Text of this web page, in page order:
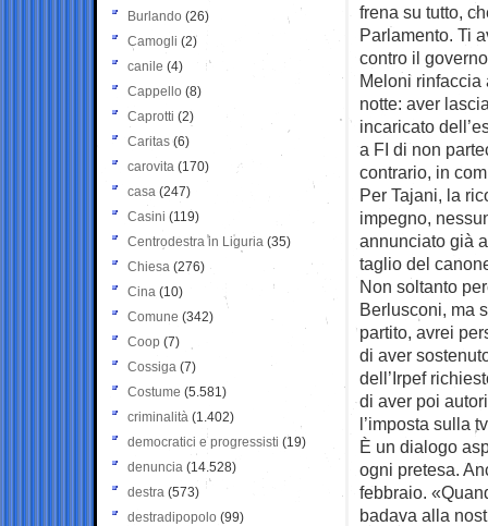
frena su tutto,
Parlamento. Ti
contro il
Meloni rinfaccia
notte: aver
incaricato
a FI di non
contrario, in
Per Tajani, la
impegno,
annunciato già
taglio del
Non soltanto
Berlusconi, ma
partito, avrei
di aver
dell’Irpef
di aver poi
l’imposta sulla
È un dialogo
ogni pretesa.
febbraio.
badava alla
Burlando (26)
Camogli (2)
canile (4)
Cappello (8)
Caprotti (2)
Caritas (6)
carovita (170)
casa (247)
Casini (119)
Centrodestra in Liguria (35)
Chiesa (276)
Cina (10)
Comune (342)
Coop (7)
Cossiga (7)
Costume (5.581)
criminalità (1.402)
democratici e progressisti (19)
denuncia (14.528)
destra (573)
destradipopolo (99)